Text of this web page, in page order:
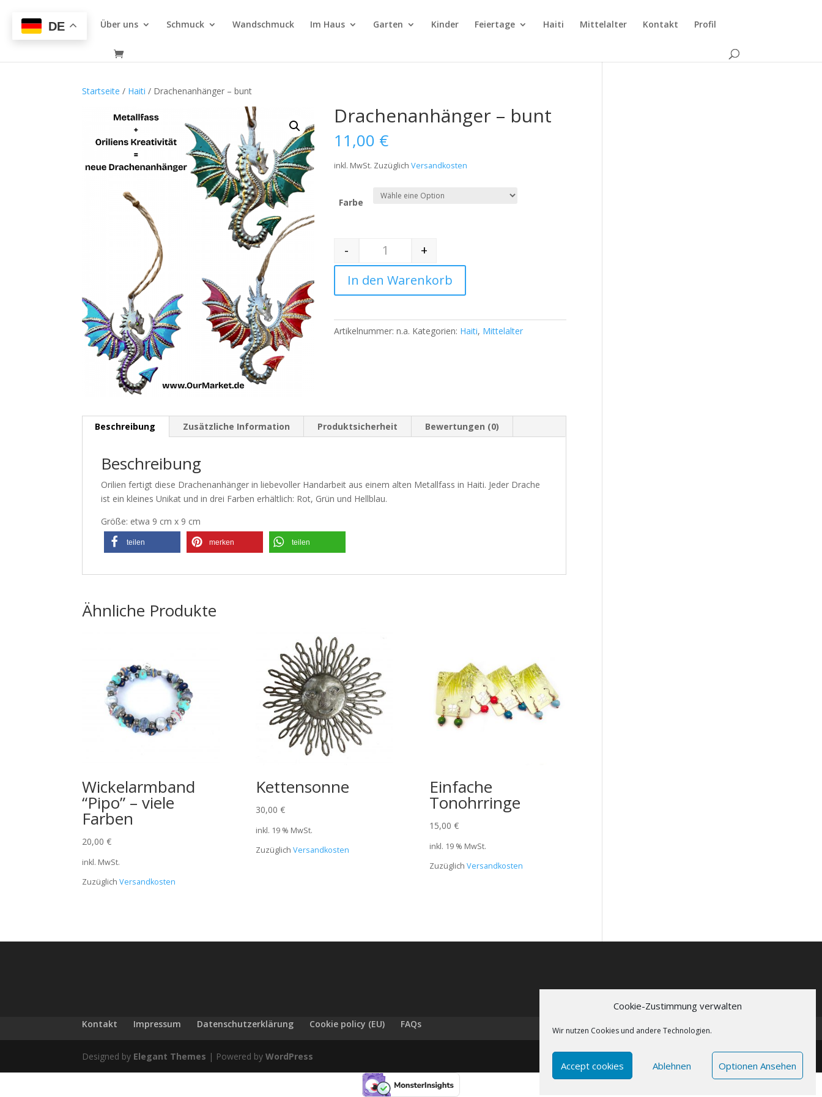
Cookie-Zustimmung verwalten
Wir nutzen Cookies und andere Technologien.
Accept cookies Ablehnen Optionen Ansehen
Über uns Schmuck Wandschmuck Im Haus Garten Kinder Feiertage Haiti Mittelalter Kontakt Profil
Startseite / Haiti / Drachenanhänger – bunt
Drachenanhänger – bunt
11,00 €
inkl. MwSt. ZuzüglichVersandkosten
Farbe
Quantity
-
+
In den Warenkorb
Artikelnummer:n.a. Kategorien: Haiti, Mittelalter
Beschreibung Zusätzliche Information Produktsicherheit Bewertungen (0)
Beschreibung
Orilien fertigt diese Drachenanhänger in liebevoller Handarbeit aus einem alten Metallfass in Haiti. Jeder Drache
ist ein kleines Unikat und in drei Farben erhältlich: Rot, Grün und Hellblau.
Größe: etwa 9 cm x 9 cm
teilen merken teilen
Ähnliche Produkte
Wickelarmband
“Pipo” – viele
Farben
20,00€
inkl. MwSt.
ZuzüglichVersandkosten
Kettensonne
30,00 €
inkl. 19 % MwSt.
Zuzüglich Versandkosten
Einfache
Tonohrringe
15,00 €
inkl. 19 % MwSt.
Zuzüglich Versandkosten
Kontakt Impressum Datenschutzerklärung Cookie policy (EU) FAQs
Designed by Elegant Themes | Powered byWordPress
DE